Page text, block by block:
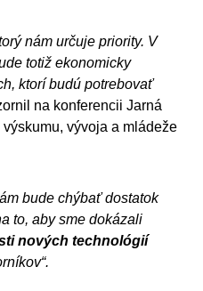
nám určuje priority. V
totiž ekonomicky
ktorí budú potrebovať
na konferencii Jarná
výskumu, vývoja a mládeže
bude chýbať dostatok
to, aby sme dokázali
nových technológií